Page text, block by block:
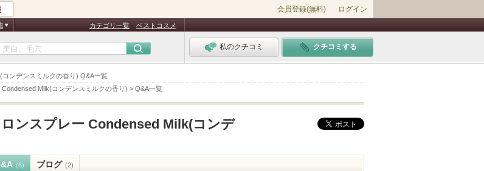
ンデンスミルクの香り) Q&A一覧
Milk(コンデンスミルクの香り) > Q&A一覧
会員登録(無料) ログイン
カテゴリ一覧 ベストコスメ
私のクチコミ クチコミする
ンスプレー Condensed Milk(コンデ
(6) ブログ (2)